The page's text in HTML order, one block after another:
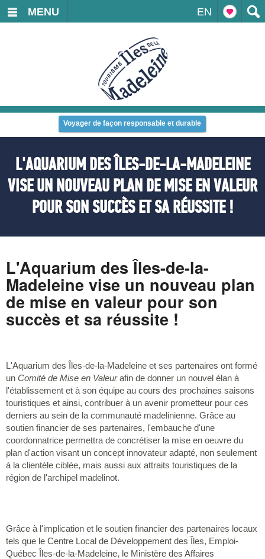
EN
MENU
Voyager de façon responsable et durable
L'AQUARIUM DES ÎLES-DE-LA-MADELEINE
VISE UN NOUVEAU PLAN DE MISE EN VALEUR
POUR SON SUCCÈS ET SA RÉUSSITE !
L'Aquarium des Îles-de-la-
Madeleine vise un nouveau plan
de mise en valeur pour son
succès et sa réussite !
L'Aquarium des Îles-de-la-Madeleine et ses partenaires ont formé
un Comité de Mise en Valeurafin de donner un nouvel élan à
l'établissement et à son équipe au cours des prochaines saisons
touristiques et ainsi, contribuer à un avenir prometteur pour ces
derniers au sein de la communauté madelinienne. Grâce au
soutien financier de ses partenaires, l'embauche d'une
coordonnatrice permettra de concrétiser la mise en oeuvre du
plan d'action visant un concept innovateur adapté, non seulement
à la clientèle ciblée, mais aussi aux attraits touristiques de la
région de l'archipel madelinot.
Grâce à l'implication et le soutien financier des partenaires locaux
tels que le Centre Local de Développement des Îles, Emploi-
Québec Îles-de-la-Madeleine, le Ministère des Affaires